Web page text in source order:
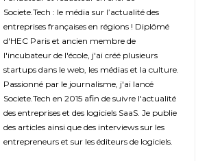
Societe.Tech : le média sur l’actualité des
entreprises françaises en régions ! Diplômé
d'HEC Paris et ancien membre de
l'incubateur de l'école, j'ai créé plusieurs
startups dans le web, les médias et la culture.
Passionné par le journalisme, j'ai lancé
Societe.Tech en 2015 afin de suivre l'actualité
des entreprises et des logiciels SaaS. Je publie
des articles ainsi que des interviews sur les
entrepreneurs et sur les éditeurs de logiciels.